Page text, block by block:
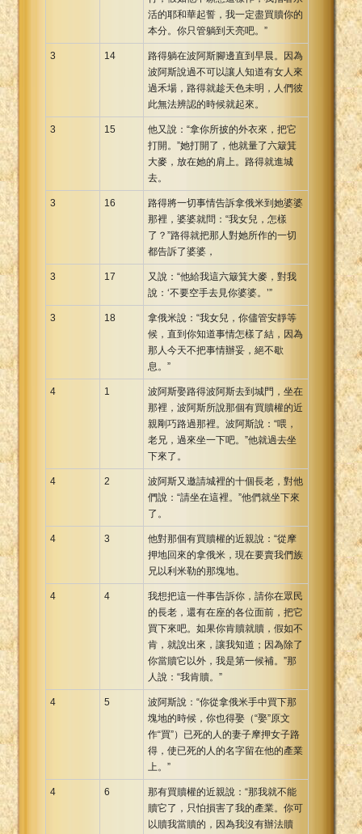
活的耶和華起誓，我一定盡買贖你的
本分。你只管躺到天亮吧。”
3 14
路得躺在波阿斯腳邊直到早晨。因為
波阿斯說過不可以讓人知道有女人來
過禾場，路得就趁天色未明，人們彼
此無法辨認的時候就起來。
3 15
他又說：“拿你所披的外衣來，把它
打開。”她打開了，他就量了六簸箕
大麥，放在她的肩上。路得就進城
去。
3 16
路得將一切事情告訴拿俄米到她婆婆
那裡，婆婆就問：“我女兒，怎樣
了？”路得就把那人對她所作的一切
都告訴了婆婆，
3 17
又說：“他給我這六簸箕大麥，對我
說：‘不要空手去見你婆婆。’”
3 18
拿俄米說：“我女兒，你儘管安靜等
候，直到你知道事情怎樣了結，因為
那人今天不把事情辦妥，絕不歇
息。”
4 1
波阿斯娶路得波阿斯去到城門，坐在
那裡，波阿斯所說那個有買贖權的近
親剛巧路過那裡。波阿斯說：“喂，
老兄，過來坐一下吧。”他就過去坐
下來了。
4 2
波阿斯又邀請城裡的十個長老，對他
們說：“請坐在這裡。”他們就坐下來
了。
4 3
他對那個有買贖權的近親說：“從摩
押地回來的拿俄米，現在要賣我們族
兄以利米勒的那塊地。
4 4
我想把這一件事告訴你，請你在眾民
的長老，還有在座的各位面前，把它
買下來吧。如果你肯贖就贖，假如不
肯，就說出來，讓我知道；因為除了
你當贖它以外，我是第一候補。”那
人說：“我肯贖。”
4 5
波阿斯說：“你從拿俄米手中買下那
塊地的時候，你也得娶（“娶”原文
作“買”）已死的人的妻子摩押女子路
得，使已死的人的名字留在他的產業
上。”
4 6
那有買贖權的近親說：“那我就不能
贖它了，只怕損害了我的產業。你可
以贖我當贖的，因為我沒有辦法贖